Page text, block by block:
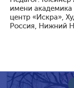
имени
центр «Искра»,
Россия, Нижний
Голосования